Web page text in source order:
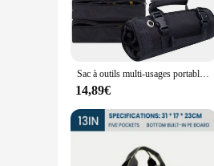
Sac à outils multi-usages portable, haute qualité, professionnel, multi-poches, quincaillerie, poudres, rouleaux, petits outils, sac d'évaluation
14,89€